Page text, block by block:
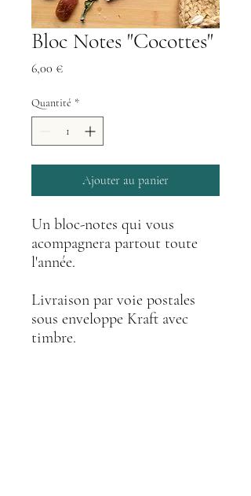
Bloc Notes "Cocottes"
6,00 €Prix
Quantité *
Ajouter au panier
Un bloc-notes qui vous
acompagnera partout toute
l'année.
Livraison par voie postales
sous enveloppe Kraft avec
timbre.